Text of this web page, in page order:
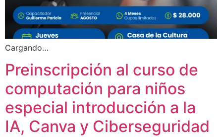
Cargando…
Preinscripción al curso de
computación para niños
especial introducción a la
IA, Canva y Ciberseguridad